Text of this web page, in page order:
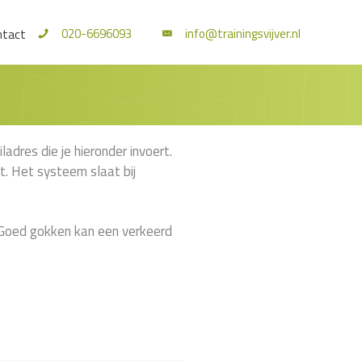
020-6696093 info@trainingsvijver.nl
die je hieronder invoert.
Het systeem slaat bij
gokken kan een verkeerd